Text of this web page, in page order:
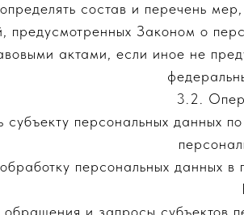
состав и перечень
предусмотренных Законом о
актами, если иное не
3.2.
субъекту персональных данных
персональных данных
и запросы субъектов